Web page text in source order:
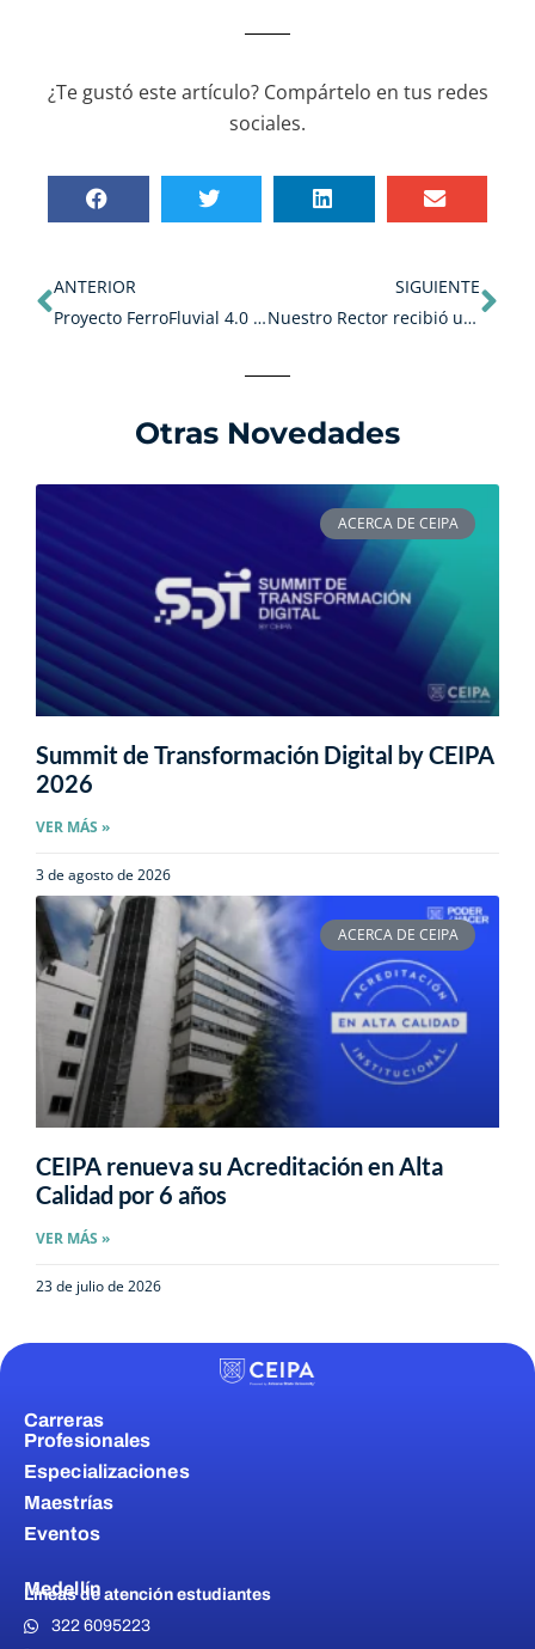
¿Te gustó este artículo? Compártelo en tus redes
sociales.
ANTERIOR
Proyecto FerroFluvial 4.0 en Colombia.
SIGUIENTE
Nuestro Rector recibió un doble reconocimiento.
Otras Novedades
ACERCA DE CEIPA
Summit de Transformación Digital by CEIPA
2026
VER MÁS »
3 de agosto de 2026
ACERCA DE CEIPA
CEIPA renueva su Acreditación en Alta
Calidad por 6 años
VER MÁS »
23 de julio de 2026
Carreras
Profesionales
Especializaciones
Maestrías
Eventos
Medellín
Líneas de atención estudiantes
322 6095223